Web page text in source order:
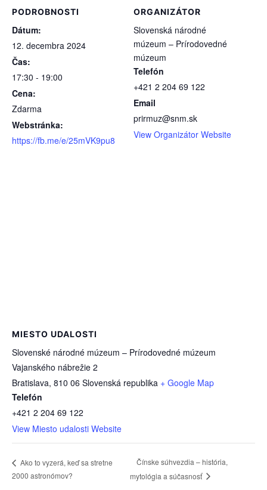
PODROBNOSTI
Dátum:
12. decembra 2024
Čas:
17:30 - 19:00
Cena:
Zdarma
Webstránka:
https://fb.me/e/25mVK9pu8
ORGANIZÁTOR
Slovenská národné
múzeum – Prírodovedné
múzeum
Telefón
+421 2 204 69 122
Email
prirmuz@snm.sk
View Organizátor Website
MIESTO UDALOSTI
Slovenské národné múzeum – Prírodovedné múzeum
Vajanského nábrežie 2
Bratislava, 810 06 Slovenská republika + Google Map
Telefón
+421 2 204 69 122
View Miesto udalosti Website
Ako to vyzerá, keď sa stretne
2000 astronómov?
Čínske súhvezdia – história,
mytológia a súčasnosť